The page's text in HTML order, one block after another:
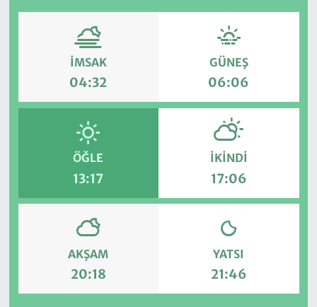
İMSAK
04:32
GÜNEŞ
06:06
ÖĞLE
13:17
İKINDI
17:06
AKŞAM
20:18
YATSI
21:46